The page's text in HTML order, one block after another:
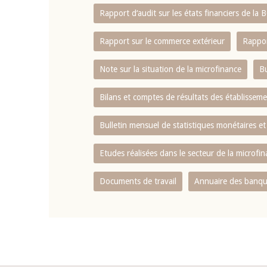
Rapport d‘audit sur les états financiers de la
Rapport sur le commerce extérieur
Note sur la situation de la microfinance
Bilans et comptes de résultats des
Bulletin mensuel de statistiques monétaires
Etudes réalisées dans le secteur de la
Documents de travail Annuaire des